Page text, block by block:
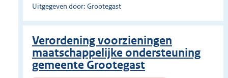
Uitgegeven door: Grootegast
Verordening voorzieningen
maatschappelijke ondersteuning
gemeente Grootegast